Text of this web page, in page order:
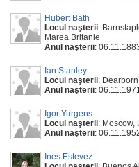
Hubert Bath
Locul naşterii:
Marea Britanie
Anul naşterii:
Ian Stanley
Locul naşterii:
Anul naşterii:
Igor Yurgens
Locul naşterii: Moscow,
Anul naşterii:
Ines Estevez